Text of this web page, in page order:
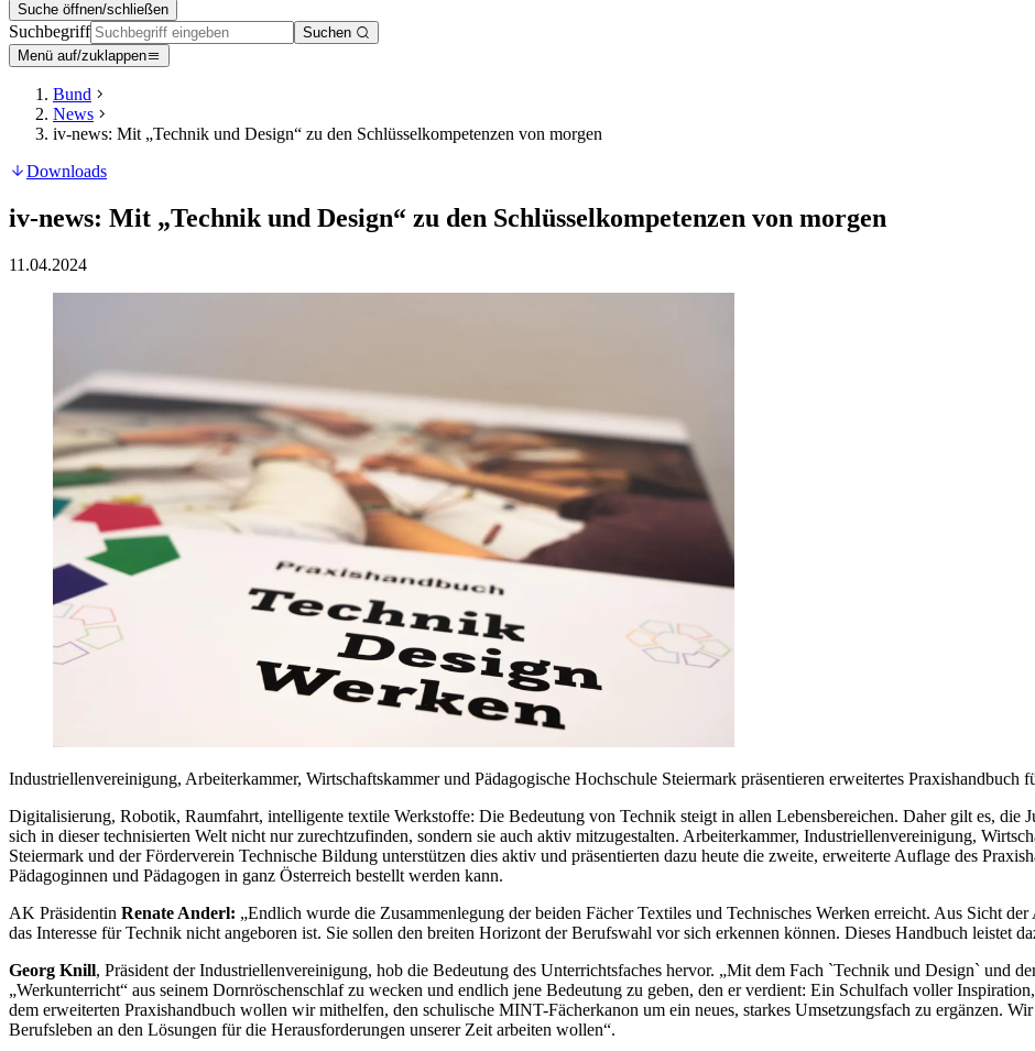
Suche öffnen/schließen
Suchbegriff
Suchen
Menü auf/zuklappen
Bund
News
iv-news: Mit „Technik und Design“ zu den Schlüsselkompetenzen von morgen
Downloads
iv-news: Mit „Technik und Design“ zu den Schlüsselkompetenzen von morgen
11.04.2024
Industriellenvereinigung, Arbeiterkammer, Wirtschaftskammer und Pädagogische Hochschule Steiermark präsentieren erweitertes Praxishandbuch
Digitalisierung, Robotik, Raumfahrt, intelligente textile Werkstoffe: Die Bedeutung von Technik steigt in allen Lebensbereichen. Daher gilt es, die
sich in dieser technisierten Welt nicht nur zurechtzufinden, sondern sie auch aktiv mitzugestalten. Arbeiterkammer, Industriellenvereinigung,
Steiermark und der Förderverein Technische Bildung unterstützen dies aktiv und präsentierten dazu heute die zweite, erweiterte Auflage des
Pädagoginnen und Pädagogen in ganz Österreich bestellt werden kann.
AK Präsidentin Renate Anderl: „Endlich wurde die Zusammenlegung der beiden Fächer Textiles und Technisches Werken erreicht. Aus Sicht
das Interesse für Technik nicht angeboren ist. Sie sollen den breiten Horizont der Berufswahl vor sich erkennen können. Dieses Handbuch leistet
Georg Knill, Präsident der Industriellenvereinigung, hob die Bedeutung des Unterrichtsfaches hervor. „Mit dem Fach `Technik und Design` und
„Werkunterricht“ aus seinem Dornröschenschlaf zu wecken und endlich jene Bedeutung zu geben, den er verdient: Ein Schulfach voller
dem erweiterten Praxishandbuch wollen wir mithelfen, den schulische MINT-Fächerkanon um ein neues, starkes Umsetzungsfach zu ergänzen.
Berufsleben an den Lösungen für die Herausforderungen unserer Zeit arbeiten wollen“.